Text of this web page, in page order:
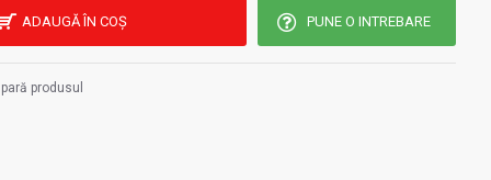
ADAUGĂ ÎN COŞ PUNE O INTREBARE
produsul